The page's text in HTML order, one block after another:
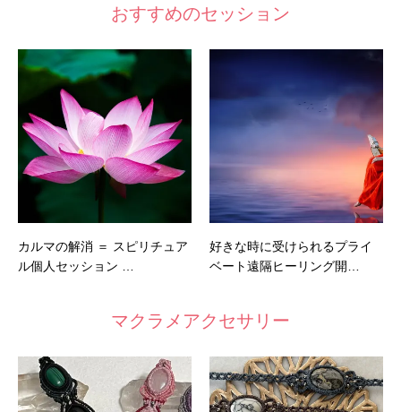
おすすめのセッション
カルマの解消 ＝ スピリチュア
ル個人セッション …
好きな時に受けられるプライ
ベート遠隔ヒーリング開…
マクラメアクセサリー